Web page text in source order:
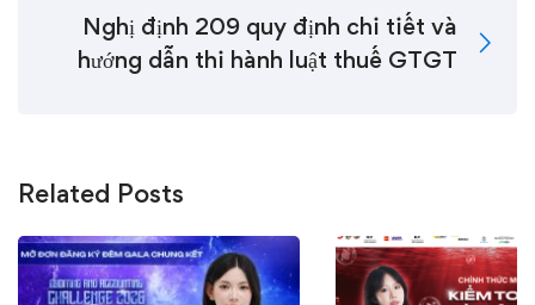
Nghị định 209 quy định chi tiết và
hướng dẫn thi hành luật thuế GTGT
Related Posts